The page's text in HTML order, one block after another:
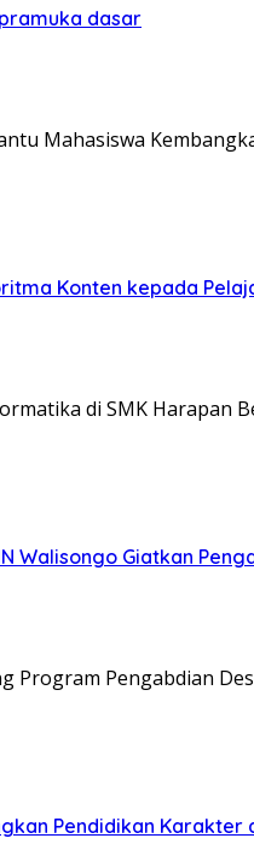
dasar
Mahasiswa
Konten kepada
di SMK Harapan
Walisongo Giatkan
Pengabdian
Pendidikan Karakter